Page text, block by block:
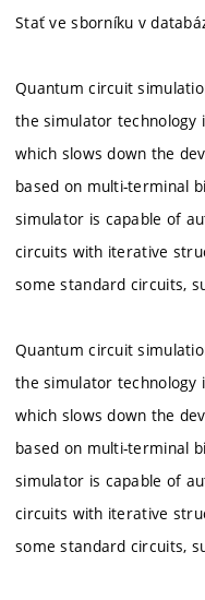
Stať ve sborníku v
Quantum circuit
the simulator
which slows down the
based on multi-terminal
simulator is capable of
circuits with iterative
some standard circuits,
Quantum circuit
the simulator
which slows down the
based on multi-terminal
simulator is capable of
circuits with iterative
some standard circuits,